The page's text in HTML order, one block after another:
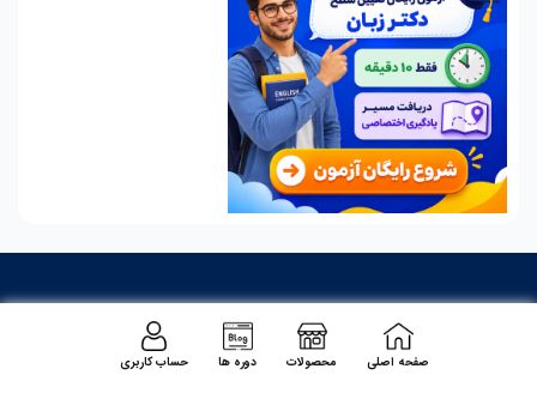
همراه دکتر زبان باشید! صفحه اصلی محصولات دوره ها حساب کاربری